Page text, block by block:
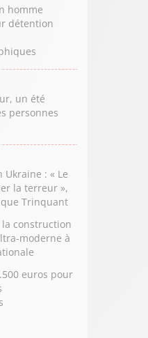
homme
détention
un été
personnes
Ukraine : « Le
la terreur »,
Trinquant
construction
moderne à
euros pour